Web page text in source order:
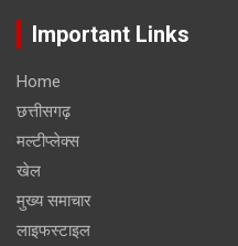
Important Links
Home
छत्तीसगढ़
मल्टीप्लेक्स
खेल
मुख्य समाचार
लाइफस्टाइल